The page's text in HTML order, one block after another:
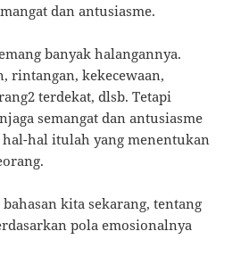
dan antusiasme.
banyak halangannya.
rintangan, kekecewaan,
terdekat, dlsb. Tetapi
semangat dan antusiasme
hal itulah yang menentukan
kita sekarang, tentang
pola emosionalnya